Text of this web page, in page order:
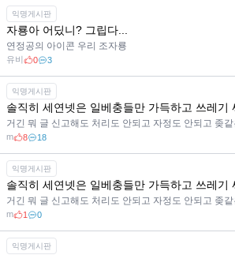
익명게시판
자룡아 어딨니? 그립다...
연정공의 아이콘 우리 조자룡
유비 0 3
익명게시판
솔직히 세연넷은 일베충들만 가득하고 쓰레기
거긴 뭐 글 신고해도 처리도 안되고 자정도 안되고 좆같
m 8 18
익명게시판
솔직히 세연넷은 일베충들만 가득하고 쓰레기
거긴 뭐 글 신고해도 처리도 안되고 자정도 안되고 좆같
m 1 0
익명게시판